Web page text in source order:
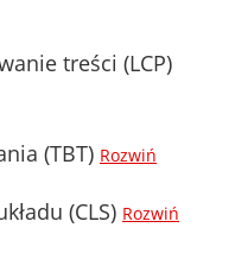
treści (LCP)
(TBT) Rozwiń
(CLS) Rozwiń